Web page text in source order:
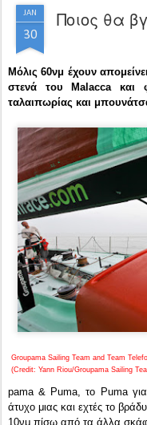
JAN
30
Ποιος θα
Μόλις 60νμ έχουν
στενά του Malacca και
ταλαιπωρίας και
Groupama Sailing Team and Team
(Credit: Yann Riou/Groupama Sailing
pama & Puma, το Puma
άτυχο μιας και εχτές το
10νμ πίσω από τα άλλα